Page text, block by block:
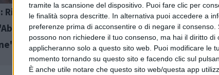
tramite la scansione del dispositivo. Puoi fare clic per
le finalità sopra descritte. In alternativa puoi accedere a
preferenze prima di acconsentire o di negare il consenso.
possono non richiedere il tuo consenso, ma hai il diritto
applicheranno solo a questo sito web. Puoi modificare le
momento tornando su questo sito e facendo clic sul
È anche utile notare che questo sito web/questa app
al Tar. Il
Mazzocca: "Regione
Casa ai migranti,
decisione della